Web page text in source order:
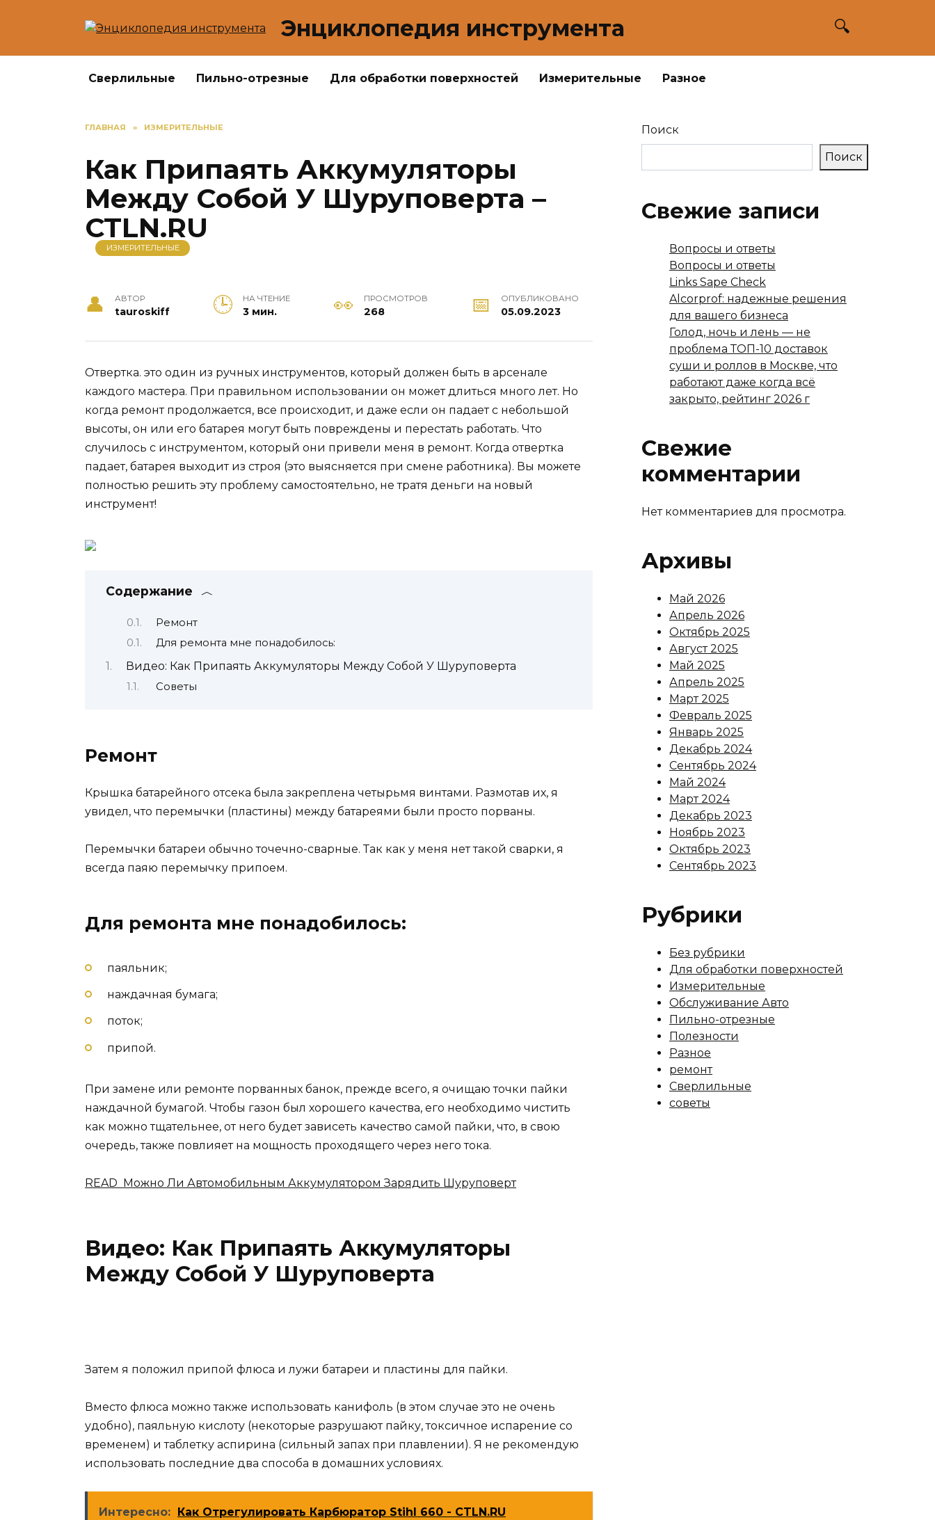
Энциклопедия инструмента
Сверлильные Пильно-отрезные Для обработки поверхностей Измерительные Разное
ГЛАВНАЯ » ИЗМЕРИТЕЛЬНЫЕ
Как Припаять Аккумуляторы
Между Собой У Шуруповерта –
CTLN.RU
ИЗМЕРИТЕЛЬНЫЕ
АВТОР
tauroskiff
НА ЧТЕНИЕ
3 мин.
ПРОСМОТРОВ
268
ОПУБЛИКОВАНО
05.09.2023
Отвертка. это один из ручных инструментов, который должен быть в арсенале
каждого мастера. При правильном использовании он может длиться много лет. Но
когда ремонт продолжается, все происходит, и даже если он падает с небольшой
высоты, он или его батарея могут быть повреждены и перестать работать. Что
случилось с инструментом, который они привели меня в ремонт. Когда отвертка
падает, батарея выходит из строя (это выясняется при смене работника). Вы можете
полностью решить эту проблему самостоятельно, не тратя деньги на новый
инструмент!
Содержание
Ремонт
Для ремонта мне понадобилось:
Видео: Как Припаять Аккумуляторы Между Собой У Шуруповерта
Советы
Ремонт
Крышка батарейного отсека была закреплена четырьмя винтами. Размотав их, я
увидел, что перемычки (пластины) между батареями были просто порваны.
Перемычки батареи обычно точечно-сварные. Так как у меня нет такой сварки, я
всегда паяю перемычку припоем.
Для ремонта мне понадобилось:
паяльник;
наждачная бумага;
поток;
припой.
При замене или ремонте порванных банок, прежде всего, я очищаю точки пайки
наждачной бумагой. Чтобы газон был хорошего качества, его необходимо чистить
как можно тщательнее, от него будет зависеть качество самой пайки, что, в свою
очередь, также повлияет на мощность проходящего через него тока.
READ Можно Ли Автомобильным Аккумулятором Зарядить Шуруповерт
Видео: Как Припаять Аккумуляторы
Между Собой У Шуруповерта
Затем я положил припой флюса и лужи батареи и пластины для пайки.
Вместо флюса можно также использовать канифоль (в этом случае это не очень
удобно), паяльную кислоту (некоторые разрушают пайку, токсичное испарение со
временем) и таблетку аспирина (сильный запах при плавлении). Я не рекомендую
использовать последние два способа в домашних условиях.
Интересно: Как Отрегулировать Карбюратор Stihl 660 - CTLN.RU
Поиск
Поиск
Свежие записи
Вопросы и ответы
Вопросы и ответы
Links Sape Check
Alcorprof: надежные решения
для вашего бизнеса
Голод, ночь и лень — не
проблема ТОП-10 доставок
суши и роллов в Москве, что
работают даже когда всё
закрыто, рейтинг 2026 г
Свежие
комментарии
Нет комментариев для просмотра.
Архивы
Май 2026
Апрель 2026
Октябрь 2025
Август 2025
Май 2025
Апрель 2025
Март 2025
Февраль 2025
Январь 2025
Декабрь 2024
Сентябрь 2024
Май 2024
Март 2024
Декабрь 2023
Ноябрь 2023
Октябрь 2023
Сентябрь 2023
Рубрики
Без рубрики
Для обработки поверхностей
Измерительные
Обслуживание Авто
Пильно-отрезные
Полезности
Разное
ремонт
Сверлильные
советы